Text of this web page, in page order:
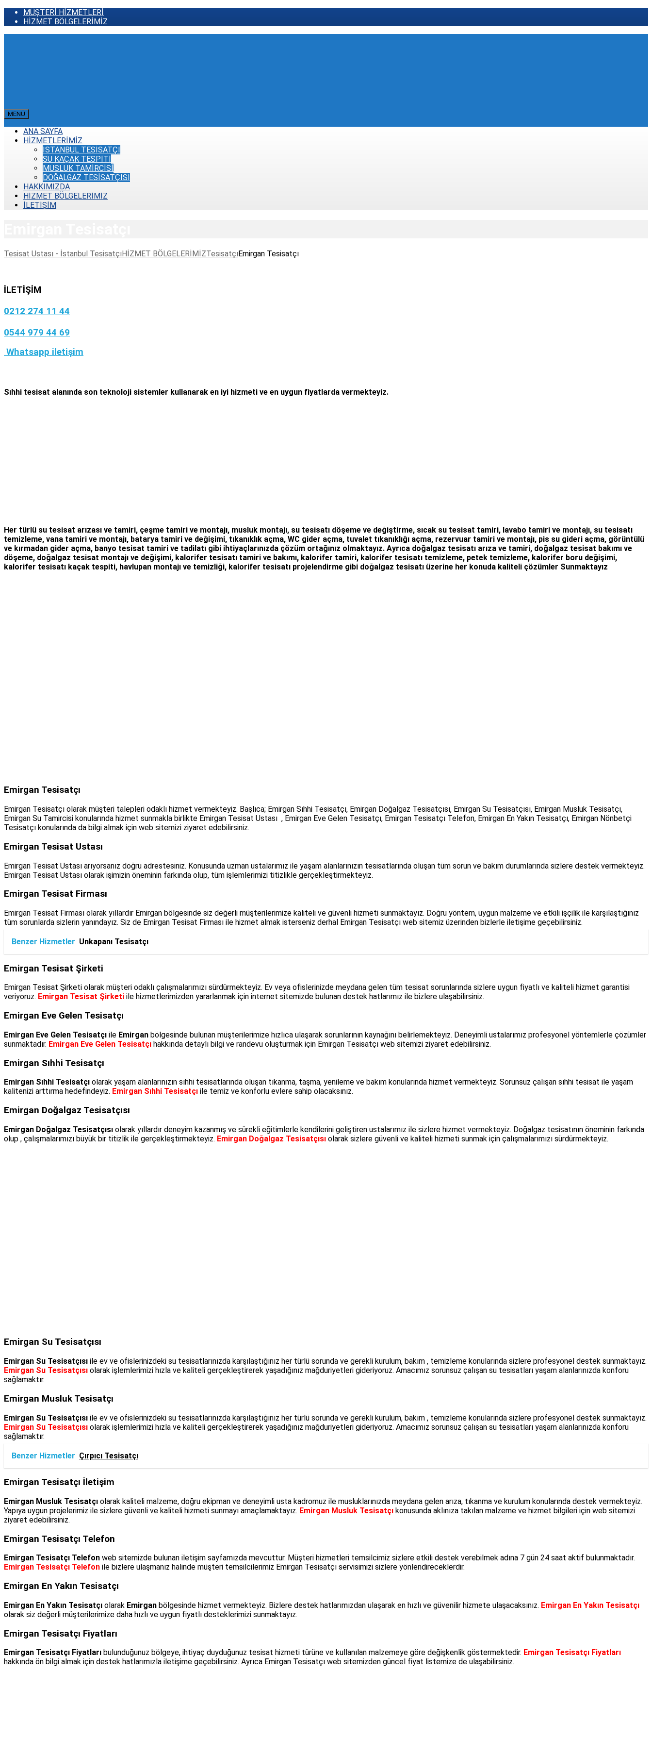
MÜŞTERİ HİZMETLERİ
HİZMET BÖLGELERİMİZ
MENÜ
ANA SAYFA
HİZMETLERİMİZ
İSTANBUL TESİSATÇI
SU KAÇAK TESPİTİ
MUSLUK TAMİRCİSİ
DOĞALGAZ TESİSATÇISI
HAKKIMIZDA
HİZMET BÖLGELERİMİZ
İLETİŞİM
Tesisat Ustası - İstanbul TesisatçıHİZMET BÖLGELERİMİZTesisatçıEmirgan Tesisatçı
İLETİŞİM
0212 274 11 44
0544 979 44 69
Whatsapp iletişim
Sıhhi tesisat alanında son teknoloji sistemler kullanarak en iyi hizmeti ve en uygun fiyatlarda vermekteyiz.
Her türlü su tesisat arızası ve tamiri, çeşme tamiri ve montajı, musluk montajı, su tesisatı döşeme ve değiştirme, sıcak su tesisat tamiri, lavabo tamiri ve montajı, su tesisatı
temizleme, vana tamiri ve montajı, batarya tamiri ve değişimi, tıkanıklık açma, WC gider açma, tuvalet tıkanıklığı açma, rezervuar tamiri ve montajı, pis su gideri açma, görüntülü
ve kırmadan gider açma, banyo tesisat tamiri ve tadilatı gibi ihtiyaçlarınızda çözüm ortağınız olmaktayız. Ayrıca doğalgaz tesisatı arıza ve tamiri, doğalgaz tesisat bakımı ve
döşeme, doğalgaz tesisat montajı ve değişimi, kalorifer tesisatı tamiri ve bakımı, kalorifer tamiri, kalorifer tesisatı temizleme, petek temizleme, kalorifer boru değişimi,
kalorifer tesisatı kaçak tespiti, havlupan montajı ve temizliği, kalorifer tesisatı projelendirme gibi doğalgaz tesisatı üzerine her konuda kaliteli çözümler Sunmaktayız
Emirgan Tesisatçı
Emirgan Tesisatçı olarak müşteri talepleri odaklı hizmet vermekteyiz. Başlıca; Emirgan Sıhhi Tesisatçı, Emirgan Doğalgaz Tesisatçısı, Emirgan Su Tesisatçısı, Emirgan Musluk Tesisatçı,
Emirgan Su Tamircisi konularında hizmet sunmakla birlikte Emirgan Tesisat Ustası , Emirgan Eve Gelen Tesisatçı, Emirgan Tesisatçı Telefon, Emirgan En Yakın Tesisatçı, Emirgan Nönbetçi
Tesisatçı konularında da bilgi almak için web sitemizi ziyaret edebilirsiniz.
Emirgan Tesisat Ustası
Emirgan Tesisat Ustası arıyorsanız doğru adrestesiniz. Konusunda uzman ustalarımız ile yaşam alanlarınızın tesisatlarında oluşan tüm sorun ve bakım durumlarında sizlere destek vermekteyiz.
Emirgan Tesisat Ustası olarak işimizin öneminin farkında olup, tüm işlemlerimizi titizlikle gerçekleştirmekteyiz.
Emirgan Tesisat Firması
Emirgan Tesisat Firması olarak yıllardır Emirgan bölgesinde siz değerli müşterilerimize kaliteli ve güvenli hizmeti sunmaktayız. Doğru yöntem, uygun malzeme ve etkili işçilik ile karşılaştığınız
tüm sorunlarda sizlerin yanındayız. Siz de Emirgan Tesisat Firması ile hizmet almak isterseniz derhal Emirgan Tesisatçı web sitemiz üzerinden bizlerle iletişime geçebilirsiniz.
Benzer Hizmetler Unkapanı Tesisatçı
Emirgan Tesisat Şirketi
Emirgan Tesisat Şirketi olarak müşteri odaklı çalışmalarımızı sürdürmekteyiz. Ev veya ofislerinizde meydana gelen tüm tesisat sorunlarında sizlere uygun fiyatlı ve kaliteli hizmet garantisi
veriyoruz. Emirgan Tesisat Şirketi ile hizmetlerimizden yararlanmak için internet sitemizde bulunan destek hatlarımız ile bizlere ulaşabilirsiniz.
Emirgan Eve Gelen Tesisatçı
Emirgan Eve Gelen Tesisatçı ile Emirgan bölgesinde bulunan müşterilerimize hızlıca ulaşarak sorunlarının kaynağını belirlemekteyiz. Deneyimli ustalarımız profesyonel yöntemlerle çözümler
sunmaktadır. Emirgan Eve Gelen Tesisatçı hakkında detaylı bilgi ve randevu oluşturmak için Emirgan Tesisatçı web sitemizi ziyaret edebilirsiniz.
Emirgan Sıhhi Tesisatçı
Emirgan Sıhhi Tesisatçı olarak yaşam alanlarınızın sıhhi tesisatlarında oluşan tıkanma, taşma, yenileme ve bakım konularında hizmet vermekteyiz. Sorunsuz çalışan sıhhi tesisat ile yaşam
kalitenizi arttırma hedefindeyiz. Emirgan Sıhhi Tesisatçı ile temiz ve konforlu evlere sahip olacaksınız.
Emirgan Doğalgaz Tesisatçısı
Emirgan Doğalgaz Tesisatçısı olarak yıllardır deneyim kazanmış ve sürekli eğitimlerle kendilerini geliştiren ustalarımız ile sizlere hizmet vermekteyiz. Doğalgaz tesisatının öneminin farkında
olup , çalışmalarımızı büyük bir titizlik ile gerçekleştirmekteyiz. Emirgan Doğalgaz Tesisatçısı olarak sizlere güvenli ve kaliteli hizmeti sunmak için çalışmalarımızı sürdürmekteyiz.
Emirgan Su Tesisatçısı
Emirgan Su Tesisatçısı ile ev ve ofislerinizdeki su tesisatlarınızda karşılaştığınız her türlü sorunda ve gerekli kurulum, bakım , temizleme konularında sizlere profesyonel destek sunmaktayız.
Emirgan Su Tesisatçısı olarak işlemlerimizi hızla ve kaliteli gerçekleştirerek yaşadığınız mağduriyetleri gideriyoruz. Amacımız sorunsuz çalışan su tesisatları yaşam alanlarınızda konforu
sağlamaktır.
Emirgan Musluk Tesisatçı
Emirgan Su Tesisatçısı ile ev ve ofislerinizdeki su tesisatlarınızda karşılaştığınız her türlü sorunda ve gerekli kurulum, bakım , temizleme konularında sizlere profesyonel destek sunmaktayız.
Emirgan Su Tesisatçısı olarak işlemlerimizi hızla ve kaliteli gerçekleştirerek yaşadığınız mağduriyetleri gideriyoruz. Amacımız sorunsuz çalışan su tesisatları yaşam alanlarınızda konforu
sağlamaktır.
Benzer Hizmetler Çırpıcı Tesisatçı
Emirgan Tesisatçı İletişim
Emirgan Musluk Tesisatçı olarak kaliteli malzeme, doğru ekipman ve deneyimli usta kadromuz ile musluklarınızda meydana gelen arıza, tıkanma ve kurulum konularında destek vermekteyiz.
Yapıya uygun projelerimiz ile sizlere güvenli ve kaliteli hizmeti sunmayı amaçlamaktayız. Emirgan Musluk Tesisatçı konusunda aklınıza takılan malzeme ve hizmet bilgileri için web sitemizi
ziyaret edebilirsiniz.
Emirgan Tesisatçı Telefon
Emirgan Tesisatçı Telefon web sitemizde bulunan iletişim sayfamızda mevcuttur. Müşteri hizmetleri temsilcimiz sizlere etkili destek verebilmek adına 7 gün 24 saat aktif bulunmaktadır.
Emirgan Tesisatçı Telefon ile bizlere ulaşmanız halinde müşteri temsilcilerimiz Emirgan Tesisatçı servisimizi sizlere yönlendireceklerdir.
Emirgan En Yakın Tesisatçı
Emirgan En Yakın Tesisatçı olarak Emirgan bölgesinde hizmet vermekteyiz. Bizlere destek hatlarımızdan ulaşarak en hızlı ve güvenilir hizmete ulaşacaksınız. Emirgan En Yakın Tesisatçı
olarak siz değerli müşterilerimize daha hızlı ve uygun fiyatlı desteklerimizi sunmaktayız.
Emirgan Tesisatçı Fiyatları
Emirgan Tesisatçı Fiyatları bulunduğunuz bölgeye, ihtiyaç duyduğunuz tesisat hizmeti türüne ve kullanılan malzemeye göre değişkenlik göstermektedir. Emirgan Tesisatçı Fiyatları
hakkında ön bilgi almak için destek hatlarımızla iletişime geçebilirsiniz. Ayrıca Emirgan Tesisatçı web sitemizden güncel fiyat listemize de ulaşabilirsiniz.